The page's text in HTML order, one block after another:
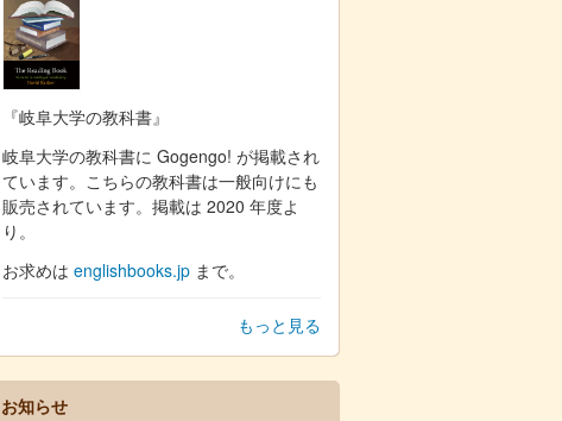
『岐阜大学の教科書』
岐阜大学の教科書に Gogengo! が掲載され
ています。こちらの教科書は一般向けにも
販売されています。掲載は 2020 年度よ
り。
お求めは englishbooks.jp まで。
もっと見る
お知らせ